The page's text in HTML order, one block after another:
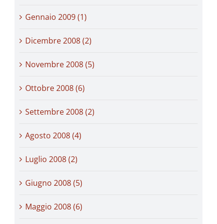
Gennaio 2009 (1)
Dicembre 2008 (2)
Novembre 2008 (5)
Ottobre 2008 (6)
Settembre 2008 (2)
Agosto 2008 (4)
Luglio 2008 (2)
Giugno 2008 (5)
Maggio 2008 (6)